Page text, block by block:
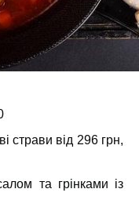
страви від 296 грн,
та грінками із